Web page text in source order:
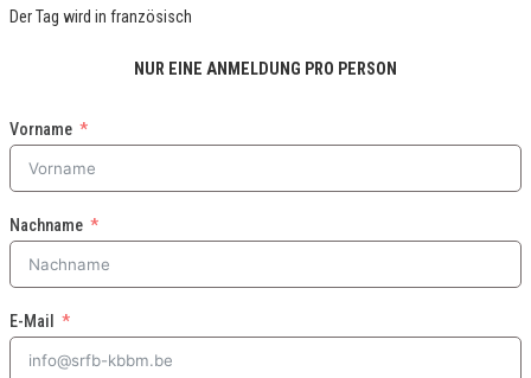
Der Tag wird in französisch
NUR EINE ANMELDUNG PRO PERSON
Vorname
Nachname
E-Mail